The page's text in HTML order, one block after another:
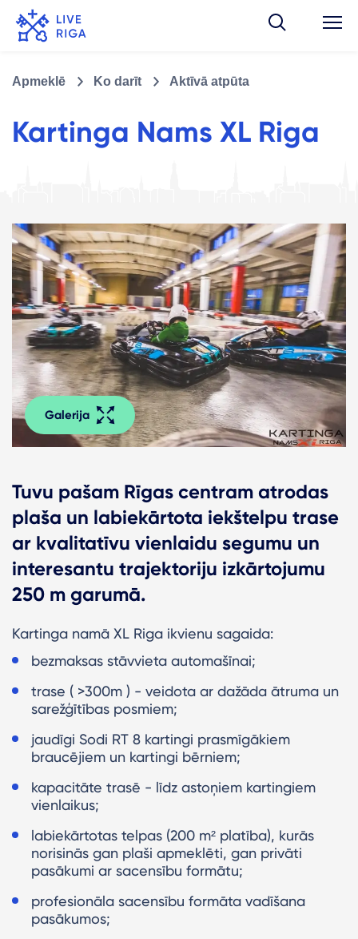
Apmeklē Ko darīt Aktīvā atpūta
Kartinga Nams XL Riga
Galerija
Tuvu pašam Rīgas centram atrodas
plaša un labiekārtota iekštelpu trase
ar kvalitatīvu vienlaidu segumu un
interesantu trajektoriju izkārtojumu
250 m garumā.
Kartinga namā XL Riga ikvienu sagaida:
bezmaksas stāvvieta automašīnai;
trase ( >300m ) - veidota ar dažāda ātruma un
sarežģītības posmiem;
jaudīgi Sodi RT 8 kartingi prasmīgākiem
braucējiem un kartingi bērniem;
kapacitāte trasē - līdz astoņiem kartingiem
vienlaikus;
labiekārtotas telpas (200 m² platība), kurās
norisinās gan plaši apmeklēti, gan privāti
pasākumi ar sacensību formātu;
profesionāla sacensību formāta vadīšana
pasākumos;